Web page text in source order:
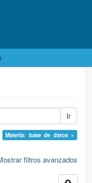
Ir
Materia: base de datos ×
filtros avanzados